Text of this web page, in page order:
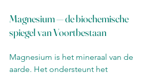
Magnesium — de biochemische
spiegel van Voortbestaan
Magnesium is het mineraal van de
aarde. Het ondersteunt het